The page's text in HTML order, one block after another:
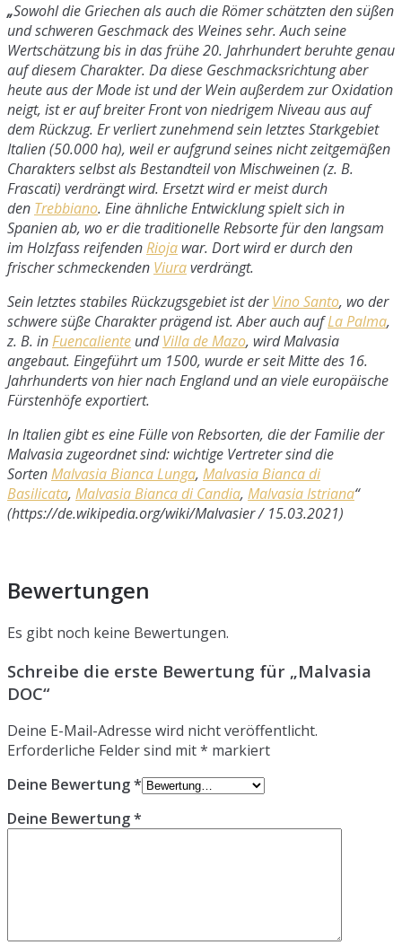
„Sowohl die Griechen als auch die Römer schätzten den süßen
und schweren Geschmack des Weines sehr. Auch seine
Wertschätzung bis in das frühe 20. Jahrhundert beruhte genau
auf diesem Charakter. Da diese Geschmacksrichtung aber
heute aus der Mode ist und der Wein außerdem zur Oxidation
neigt, ist er auf breiter Front von niedrigem Niveau aus auf
dem Rückzug. Er verliert zunehmend sein letztes Starkgebiet
Italien (50.000 ha), weil er aufgrund seines nicht zeitgemäßen
Charakters selbst als Bestandteil von Mischweinen (z. B.
Frascati) verdrängt wird. Ersetzt wird er meist durch
den Trebbiano. Eine ähnliche Entwicklung spielt sich in
Spanien ab, wo er die traditionelle Rebsorte für den langsam
im Holzfass reifendenRioja war. Dort wird er durch den
frischer schmeckenden Viuraverdrängt.
Sein letztes stabiles Rückzugsgebiet ist derVino Santo, wo der
schwere süße Charakter prägend ist. Aber auch aufLa Palma,
z. B. inFuencaliente undVilla de Mazo, wird Malvasia
angebaut. Eingeführt um 1500, wurde er seit Mitte des 16.
Jahrhunderts von hier nach England und an viele europäische
Fürstenhöfe exportiert.
In Italien gibt es eine Fülle von Rebsorten, die der Familie der
Malvasia zugeordnet sind: wichtige Vertreter sind die
SortenMalvasia Bianca Lunga, Malvasia Bianca di
Basilicata, Malvasia Bianca di Candia, Malvasia Istriana“
(https://de.wikipedia.org/wiki/Malvasier / 15.03.2021)
Bewertungen
Es gibt noch keine Bewertungen.
Schreibe die erste Bewertung für „Malvasia
DOC“
Deine E-Mail-Adresse wird nicht veröffentlicht.
Erforderliche Felder sind mit* markiert
Deine Bewertung*
Deine Bewertung*